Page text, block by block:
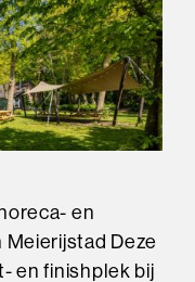
en
Deze
en finishplek bij